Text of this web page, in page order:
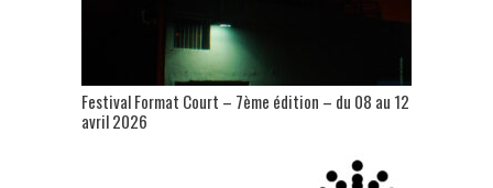
Festival Format Court – 7ème édition – du 08 au 12
avril 2026